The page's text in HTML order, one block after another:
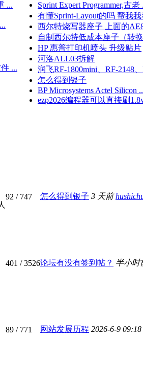
...
...
Sprint Expert Programmer,古老
有懂Sprint-Layout的吗 帮我我
西尔特烧写器座子 上面的
自制西尔特低成本座子（转
HP 惠普打印机喷头 升级贴片
河洛ALL03拆解
润飞RF-1800mini、RF-2148
怎么得到银子
BP Microsystems Actel Silicon
ezp2026编程器可以直接刷
92 / 747 怎么得到银子 3 天前
401 / 3526论坛有没有签到帖？ 半小时
89 / 771 网站发展历程 2026-6-9 09:18